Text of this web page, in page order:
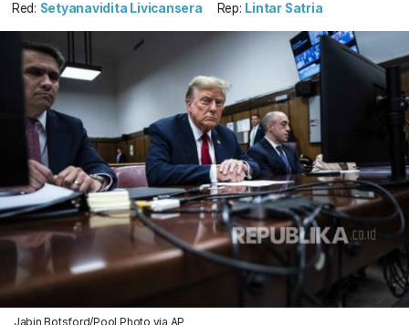
Red: Setyanavidita Livicansera Rep: Lintar Satria
Jabin Botsford/Pool Photo via AP